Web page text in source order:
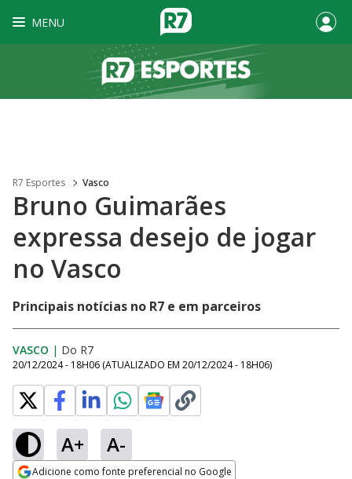
MENU
R7 Esportes Vasco
Bruno Guimarães
expressa desejo de jogar
no Vasco
Principais notícias no R7 e em parceiros
VASCO | Do R7
20/12/2024 - 18H06 (ATUALIZADO EM 20/12/2024 - 18H06)
A+ A-
Adicione como fonte preferencial no Google